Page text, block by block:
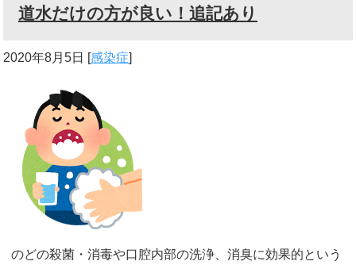
道水だけの方が良い！追記あり
2020年8月5日 [感染症]
のどの殺菌・消毒や口腔内部の洗浄、消臭に効果的という